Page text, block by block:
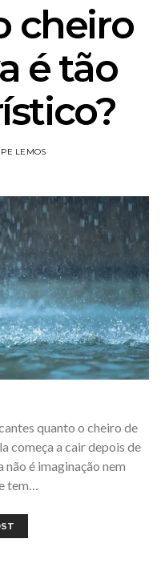
cheiro
é tão
LEMOS
quanto o cheiro de
começa a cair depois de
não é imaginação nem
tem…